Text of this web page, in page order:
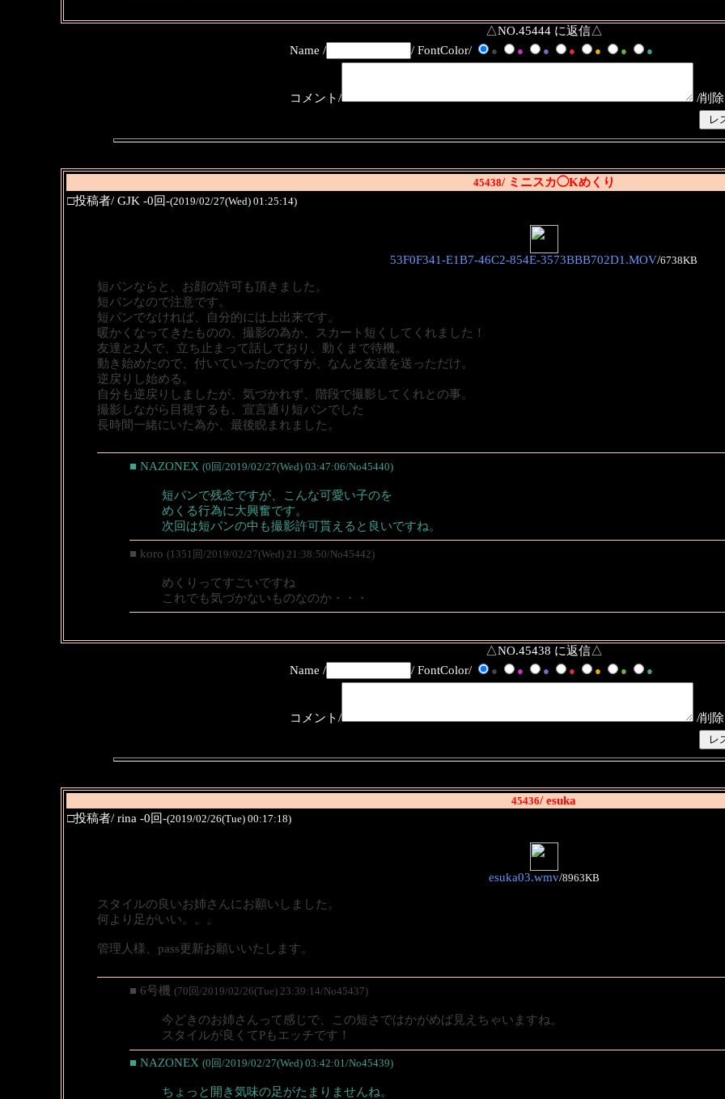
△NO.45444 に返信△
Name /
/ FontColor/ ● ● ● ● ● ● ●
コメント/ /削
45438/ ミニスカ◯Kめくり
□投稿者/ GJK -0回-(2019/02/27(Wed) 01:25:14)
53F0F341-E1B7-46C2-854E-3573BBB702D1.MOV/6738KB
短パンならと、お顔の許可も頂きました。
短パンなので注意です。
短パンでなければ、自分的には上出来です。
暖かくなってきたものの、撮影の為か、スカート短くしてくれました！
友達と2人で、立ち止まって話しており、動くまで待機。
動き始めたので、付いていったのですが、なんと友達を送っただけ。
逆戻りし始める。
自分も逆戻りしましたが、気づかれず、階段で撮影してくれとの事。
撮影しながら目視するも、宣言通り短パンでした
長時間一緒にいた為か、最後睨まれました。
■ NAZONEX (0回/2019/02/27(Wed) 03:47:06/No45440)
短パンで残念ですが、こんな可愛い子のを
めくる行為に大興奮です。
次回は短パンの中も撮影許可貰えると良いですね。
■ koro (1351回/2019/02/27(Wed) 21:38:50/No45442)
めくりってすごいですね
これでも気づかないものなのか・・・
△NO.45438 に返信△
Name /
/ FontColor/ ● ● ● ● ● ● ●
コメント/ /削
45436/ esuka
□投稿者/ rina -0回-(2019/02/26(Tue) 00:17:18)
esuka03.wmv/8963KB
スタイルの良いお姉さんにお願いしました。
何より足がいい。。。
管理人様、pass更新お願いいたします。
■ 6号機 (70回/2019/02/26(Tue) 23:39:14/No45437)
今どきのお姉さんって感じで、この短さではかがめば見えちゃいますね。
スタイルが良くてPもエッチです！
■ NAZONEX (0回/2019/02/27(Wed) 03:42:01/No45439)
ちょっと開き気味の足がたまりませんね。